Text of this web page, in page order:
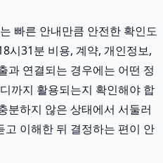
빠른 안내만큼 안전한 확인도
시31분 비용, 계약, 개인정보,
과 연결되는 경우에는 어떤 정
까지 활용되는지 확인해야 합
분하지 않은 상태에서 서둘러
이해한 뒤 결정하는 편이 안